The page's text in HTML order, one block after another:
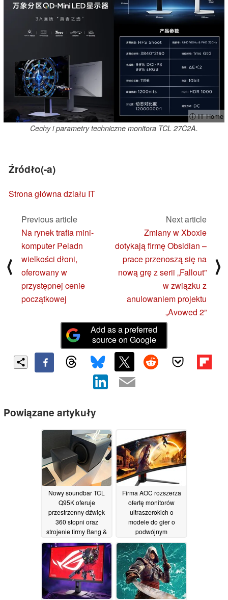
ⓘ IT Home
Cechy i parametry techniczne monitora TCL 27C2A.
Źródło(-a)
Strona główna działu IT
⟨
Previous article
Na rynek trafia mini-
komputer Peladn
wielkości dłoni,
oferowany w
przystępnej cenie
początkowej
Next article
Zmiany w Xboxie
dotykają firmę Obsidian –
prace przenoszą się na
nową grę z serii „Fallout”
w związku z
anulowaniem projektu
„Avowed 2”
⟩
Add as a preferred
source on Google
Powiązane artykuły
Nowy soundbar TCL
Q95K oferuje
przestrzenny dźwięk
360 stopni oraz
strojenie firmy Bang &
Olufsen27/07/2026
Firma AOC rozszerza
ofertę monitorów
ultraszerokich o
modele do gier o
podwójnym
przeznaczeniu
19/07/2026